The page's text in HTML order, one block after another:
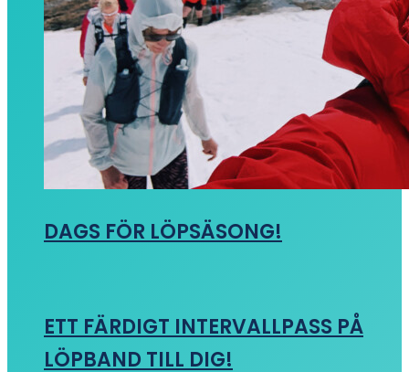
DAGS FÖR LÖPSÄSONG!
ETT FÄRDIGT INTERVALLPASS PÅ
LÖPBAND TILL DIG!